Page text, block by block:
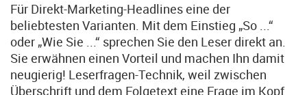
Für Direkt-Marketing-Headlines eine der
beliebtesten Varianten. Mit dem Einstieg „So ...“
oder „Wie Sie ...“ sprechen Sie den Leser direkt an.
Sie erwähnen einen Vorteil und machen Ihn damit
neugierig! Leserfragen-Technik, weil zwischen
Überschrift und dem Folgetext eine Frage im Kopf